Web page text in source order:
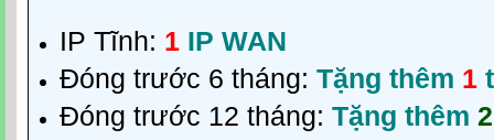
IP Tĩnh: 1 IP WAN
Đóng trước 6 tháng: Tặng thêm 1
Đóng trước 12 tháng: Tặng thêm 2